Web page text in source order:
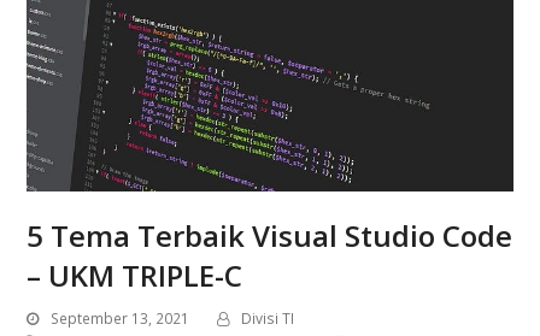
5 Tema Terbaik Visual Studio Code
– UKM TRIPLE-C
September 13, 2021
Divisi TI